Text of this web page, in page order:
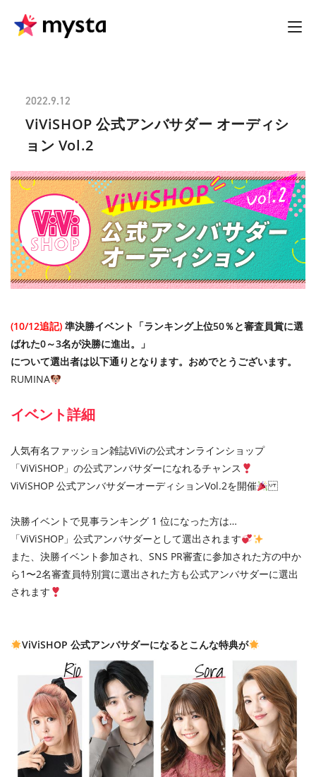
2022.9.12
ViViSHOP 公式アンバサダー オーディシ
ョン Vol.2
(10/12追記) 準決勝イベント「ランキング上位50％と審査員賞に選
ばれた0～3名が決勝に進出。」
について選出者は以下通りとなります。おめでとうございます。
RUMINA
イベント詳細
人気有名ファッション雑誌ViViの公式オンラインショップ
「ViViSHOP」の公式アンバサダーになれるチャンス
ViViSHOP 公式アンバサダーオーディションVol.2を開催
決勝イベントで見事ランキング 1 位になった方は…
「ViViSHOP」公式アンバサダーとして選出されます
また、決勝イベント参加され、SNS PR審査に参加された方の中か
ら1〜2名審査員特別賞に選出された方も公式アンバサダーに選出
されます
ViViSHOP 公式アンバサダーになるとこんな特典が